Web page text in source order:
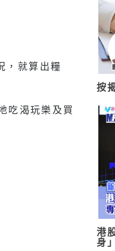
，就算出糧
吃渴玩樂及買
按
港
身